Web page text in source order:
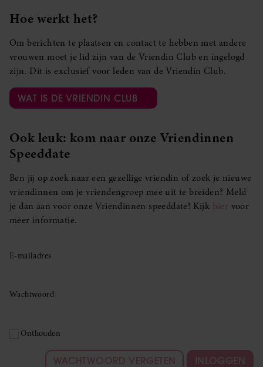
Hoe werkt het?
Om berichten te plaatsen en contact te hebben met andere
vrouwen moet je lid zijn van de Vriendin Club en ingelogd
zijn. Dit is exclusief voor leden van de Vriendin Club.
WAT IS DE VRIENDIN CLUB
Ook leuk: kom naar onze Vriendinnen
Speeddate
Ben jij op zoek naar een gezellige vriendin of zoek je nieuwe
vriendinnen om je vriendengroep mee uit te breiden? Meld
je dan aan voor onze Vriendinnen speeddate! Kijk hier voor
meer informatie.
E-mailadres
Wachtwoord
Onthouden
WACHTWOORD VERGETEN INLOGGEN